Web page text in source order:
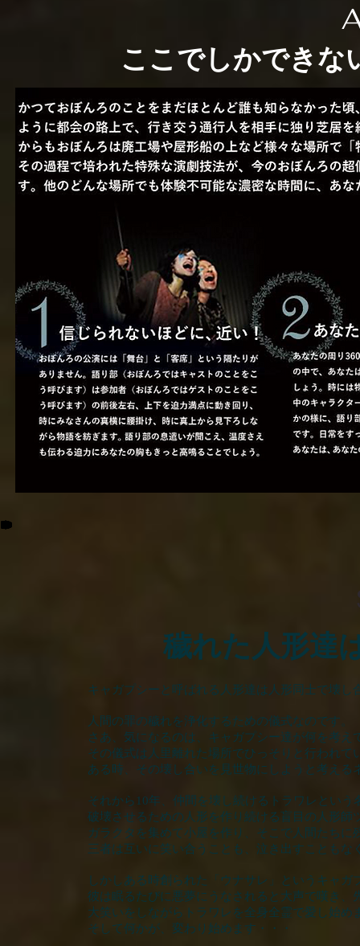
ここでしかできな
穢れた人形達
キャガプシーと呼ばれる人形達は人形同士で壊し
人間の罪の穢れを浄化するための儀式なのです。
さあ、気になるのは、キャガプシー達が何を考え
その儀式は人里離れた場所でひっそりと行われて
ある時、その壊し合いを見世物にしようと考える
それから10年、仲間を壊し続けるトラワレという
破壊させるための人形を作り続ける盲目の人形師
ガラクタを集めて小屋を作り、そこで人間たち
三者は互いに笑い合うことも、泣き出すこともな
しかしある時創られた「ウナサレ」というキャ
彼は眠るたびに悪夢にうなされると大声で嘆き
大笑いをしながらトラワレを全身全霊で愛し始め
そして何かが、変わり始めます・・・